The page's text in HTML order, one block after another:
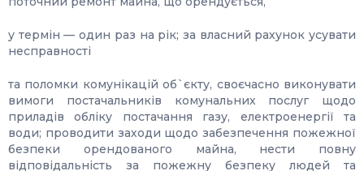
у термін — один раз на рік; за власний рахунок усувати
несправності
та поломки комунікацій об`єкту, своєчасно виконувати
вимоги постачальників комунальних послуг щодо
приладів обліку постачання газу, електроенергії та
води; проводити заходи щодо забезпечення пожежної
безпеки орендованого майна, нести повну
відповідальність за пожежну безпеку людей та